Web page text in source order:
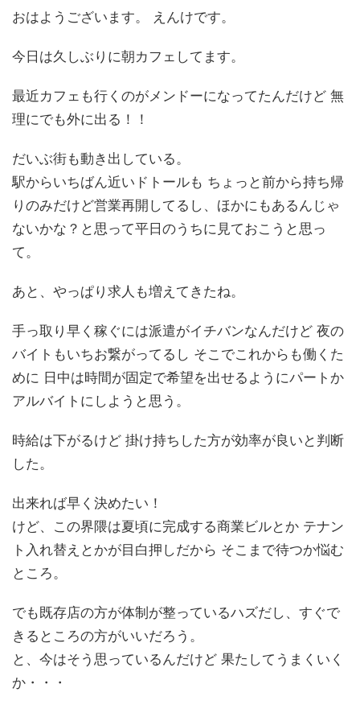
おはようございます。 えんけです。
今日は久しぶりに朝カフェしてます。
最近カフェも行くのがメンドーになってたんだけど 無
理にでも外に出る！！
だいぶ街も動き出している。
駅からいちばん近いドトールも ちょっと前から持ち帰
りのみだけど営業再開してるし、ほかにもあるんじゃ
ないかな？と思って平日のうちに見ておこうと思っ
て。
あと、やっぱり求人も増えてきたね。
手っ取り早く稼ぐには派遣がイチバンなんだけど 夜の
バイトもいちお繋がってるし そこでこれからも働くた
めに 日中は時間が固定で希望を出せるようにパートか
アルバイトにしようと思う。
時給は下がるけど 掛け持ちした方が効率が良いと判断
した。
出来れば早く決めたい！
けど、この界隈は夏頃に完成する商業ビルとか テナン
ト入れ替えとかが目白押しだから そこまで待つか悩む
ところ。
でも既存店の方が体制が整っているハズだし、すぐで
きるところの方がいいだろう。
と、今はそう思っているんだけど 果たしてうまくいく
か・・・